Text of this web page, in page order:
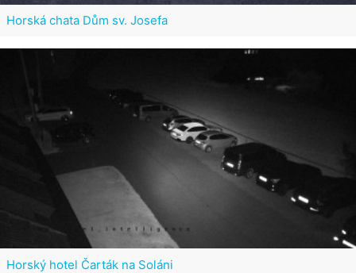
Horská chata Dům sv. Josefa
Horský hotel Čarták na Soláni